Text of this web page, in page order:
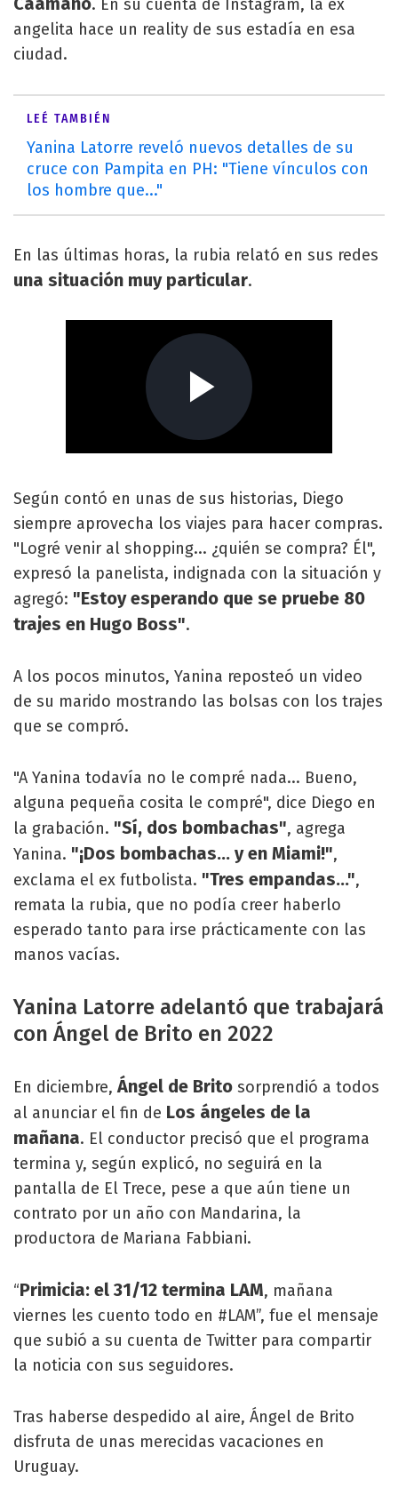
. En su cuenta de Instagram, la ex
angelita hace un reality de sus estadía en esa
ciudad.
LEÉ TAMBIÉN
Yanina Latorre reveló nuevos detalles de su
cruce con Pampita en PH: "Tiene vínculos con
los hombre que..."
En las últimas horas, la rubia relató en sus redes
una situación muy particular.
Según contó en unas de sus historias, Diego
siempre aprovecha los viajes para hacer compras.
"Logré venir al shopping... ¿quién se compra? Él",
expresó la panelista, indignada con la situación y
agregó: "Estoy esperando que se pruebe 80
trajes en Hugo Boss".
A los pocos minutos, Yanina reposteó un video
de su marido mostrando las bolsas con los trajes
que se compró.
"A Yanina todavía no le compré nada... Bueno,
alguna pequeña cosita le compré", dice Diego en
la grabación. "Sí, dos bombachas", agrega
Yanina. "¡Dos bombachas... y en Miami!",
exclama el ex futbolista. "Tres empandas...",
remata la rubia, que no podía creer haberlo
esperado tanto para irse prácticamente con las
manos vacías.
Yanina Latorre adelantó que trabajará
con Ángel de Brito en 2022
En diciembre,Ángel de Brito sorprendió a todos
al anunciar el fin de Los ángeles de la
mañana. El conductor precisó que el programa
termina y, según explicó, no seguirá en la
pantalla de El Trece, pese a que aún tiene un
contrato por un año con Mandarina, la
productora de Mariana Fabbiani.
“Primicia: el 31/12 termina LAM, mañana
viernes les cuento todo en #LAM”, fue el mensaje
que subió a su cuenta de Twitter para compartir
la noticia con sus seguidores.
Tras haberse despedido al aire, Ángel de Brito
disfruta de unas merecidas vacaciones en
Uruguay.